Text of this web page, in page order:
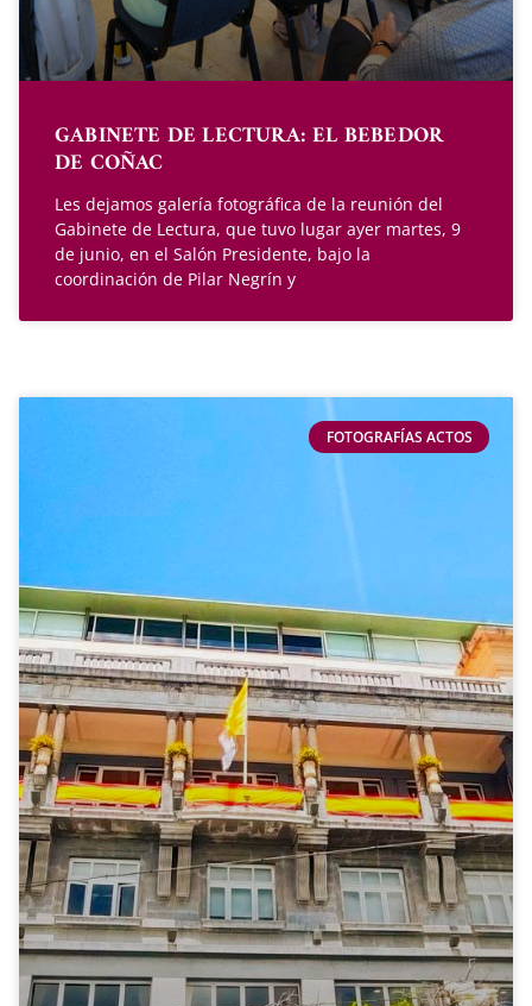
GABINETE DE LECTURA: EL BEBEDOR
DE COÑAC
Les dejamos galería fotográfica de la reunión del
Gabinete de Lectura, que tuvo lugar ayer martes, 9
de junio, en el Salón Presidente, bajo la
coordinación de Pilar Negrín y
FOTOGRAFÍAS ACTOS